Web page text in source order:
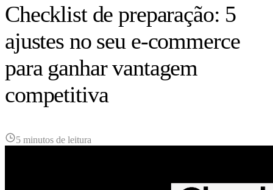
Checklist de preparação: 5
ajustes no seu e-commerce
para ganhar vantagem
competitiva
5 minutos de leitura